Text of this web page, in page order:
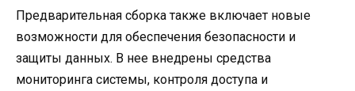
Предварительная сборка также включает новые
возможности для обеспечения безопасности и
защиты данных. В нее внедрены средства
мониторинга системы, контроля доступа и